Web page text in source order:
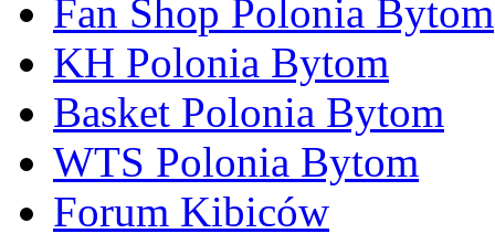
Fan Shop Polonia Bytom
KH Polonia Bytom
Basket Polonia Bytom
WTS Polonia Bytom
Forum Kibiców